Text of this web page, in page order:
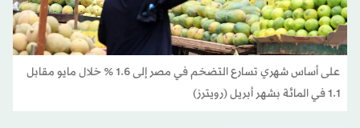
على أساس شهري تسارع التضخم في مصر إلى 1.6 % خلال مايو مقابل
1.1 في المائة بشهر أبريل (رويترز)